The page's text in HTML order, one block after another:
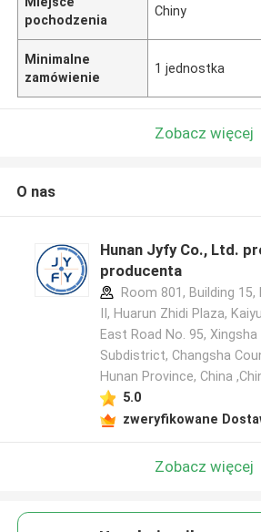
pochodzenia
Chiny
Minimalne
zamówienie
1 jednostka
Zobacz więcej
O nas
Hunan Jyfy Co., Ltd.
producenta
Room 801, Building 15,
II, Huarun Zhidi Plaza,
East Road No. 95, Xingsha
Subdistrict, Changsha
Hunan Province, China
5.0
zweryfikowane
Zobacz więcej